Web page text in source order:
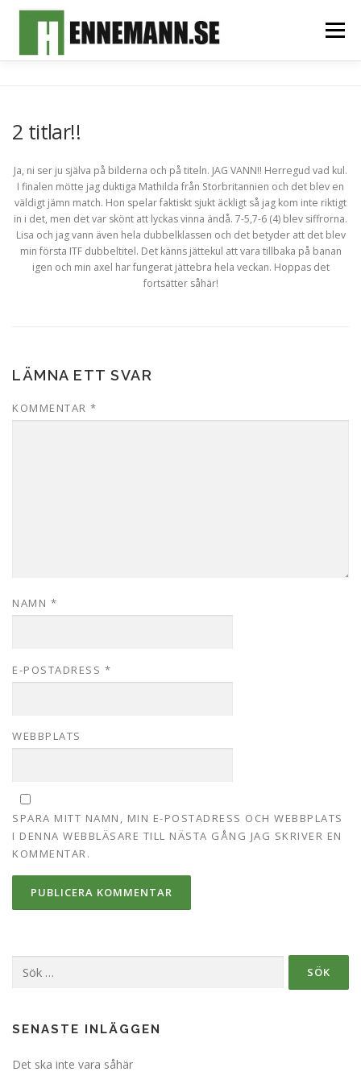
Hoppa
Meny
2 titlar!!
Ja, ni ser ju själva på bilderna och på titeln. JAG VANN!! Herregud vad kul.
I finalen mötte jag duktiga Mathilda från Storbritannien och det blev en
väldigt jämn match. Hon spelar faktiskt sjukt äckligt så jag kom inte riktigt
in i det, men det var skönt att lyckas vinna ändå. 7-5,7-6 (4) blev siffrorna.
Lisa och jag vann även hela dubbelklassen och det betyder att det blev
min första ITF dubbeltitel. Det känns jättekul att vara tillbaka på banan
igen och min axel har fungerat jättebra hela veckan. Hoppas det
fortsätter såhär!
LÄMNA ETT SVAR
KOMMENTAR *
NAMN *
E-POSTADRESS *
WEBBPLATS
SPARA MITT NAMN, MIN E-POSTADRESS OCH WEBBPLATS
I DENNA WEBBLÄSARE TILL NÄSTA GÅNG JAG SKRIVER EN
KOMMENTAR.
efter:
SENASTE INLÄGGEN
Det ska inte vara såhär